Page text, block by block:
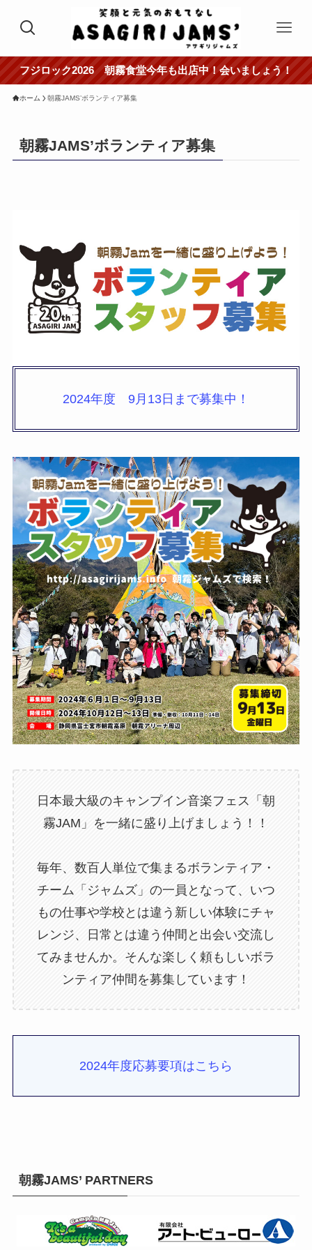
フジロック2026 朝霧食堂今年も出店中！会いましょう！
ホーム 朝霧JAMS’ボランティア募集
朝霧JAMS’ボランティア募集
2024年度 9月13日まで募集中！
日本最大級のキャンプイン音楽フェス「朝
霧JAM」を一緒に盛り上げましょう！！
毎年、数百人単位で集まるボランティア・
チーム「ジャムズ」の一員となって、いつ
もの仕事や学校とは違う新しい体験にチャ
レンジ、日常とは違う仲間と出会い交流し
てみませんか。そんな楽しく頼もしいボラ
ンティア仲間を募集しています！
2024年度応募要項はこちら
朝霧JAMS’ PARTNERS